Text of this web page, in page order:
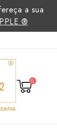
a sua
®
0